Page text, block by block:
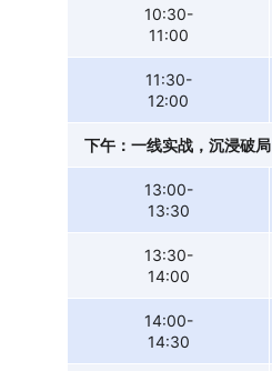
10:30-
11:00
11:30-
12:00
下午：一线实战，沉浸破局
13:00-
13:30
13:30-
14:00
14:00-
14:30